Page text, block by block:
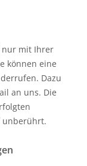
nur mit Ihrer
können eine
Dazu
an uns. Die
unberührt.